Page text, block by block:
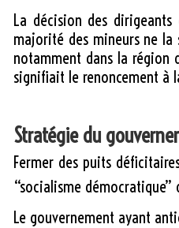
La décision des
majorité des mineurs ne la
notamment dans la région
signifiait le renoncement à
Stratégie du
Fermer des puits
“socialisme démocratique”
Le gouvernement ayant